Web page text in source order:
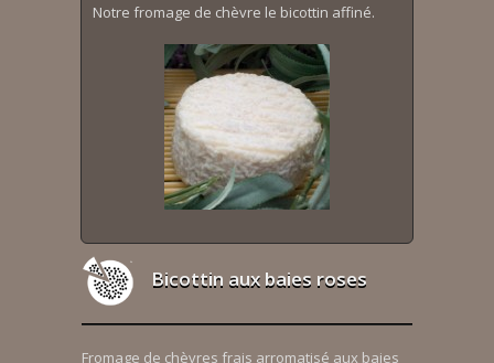
Notre fromage de chèvre le bicottin affiné.
Bicottin aux baies roses
Fromage de chèvres frais arromatisé aux baies